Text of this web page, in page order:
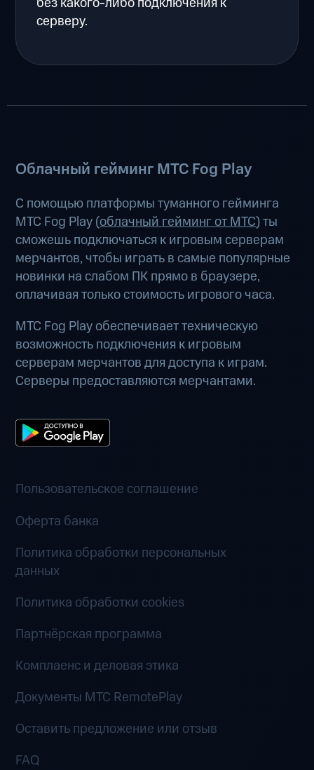
серверу.
Облачный гейминг МТС Fog Play
С помощью платформы туманного гейминга
МТС Fog Play (облачный гейминг от МТС) ты
сможешь подключаться к игровым серверам
мерчантов, чтобы играть в самые популярные
новинки на слабом ПК прямо в браузере,
оплачивая только стоимость игрового часа.
МТС Fog Play обеспечивает техническую
возможность подключения к игровым
серверам мерчантов для доступа к играм.
Серверы предоставляются мерчантами.
Пользовательское соглашение
Оферта банка
Политика обработки персональных
данных
Политика обработки cookies
Партнёрская программа
Комплаенс и деловая этика
Документы MTC RemotePlay
Оставить предложение или отзыв
FAQ